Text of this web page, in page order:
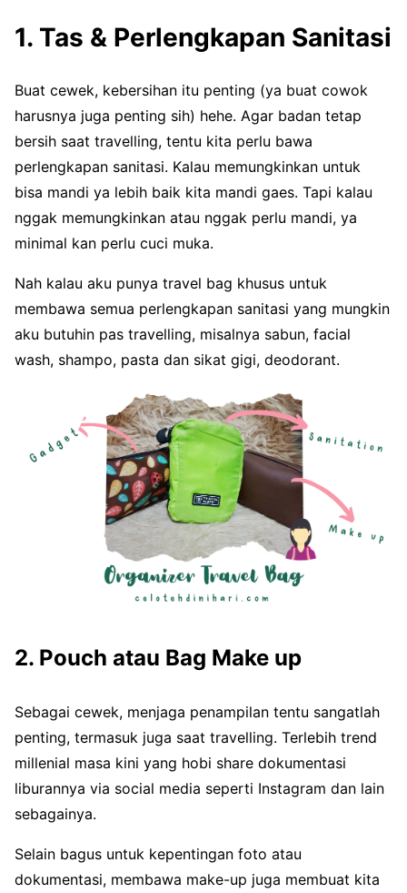
1. Tas & Perlengkapan Sanitasi
Buat cewek, kebersihan itu penting (ya buat cowok
harusnya juga penting sih) hehe. Agar badan tetap
bersih saat travelling, tentu kita perlu bawa
perlengkapan sanitasi. Kalau memungkinkan untuk
bisa mandi ya lebih baik kita mandi gaes. Tapi kalau
nggak memungkinkan atau nggak perlu mandi, ya
minimal kan perlu cuci muka.
Nah kalau aku punya travel bag khusus untuk
membawa semua perlengkapan sanitasi yang mungkin
aku butuhin pas travelling, misalnya sabun, facial
wash, shampo, pasta dan sikat gigi, deodorant.
2. Pouch atau Bag Make up
Sebagai cewek, menjaga penampilan tentu sangatlah
penting, termasuk juga saat travelling. Terlebih trend
millenial masa kini yang hobi share dokumentasi
liburannya via social media seperti Instagram dan lain
sebagainya.
Selain bagus untuk kepentingan foto atau
dokumentasi, membawa make-up juga membuat kita